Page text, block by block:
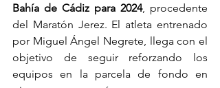
Bahía de Cádiz para 2024, procedente
del Maratón Jerez. El atleta entrenado
por Miguel Ángel Negrete, llega con el
objetivo de seguir reforzando los
equipos en la parcela de fondo en